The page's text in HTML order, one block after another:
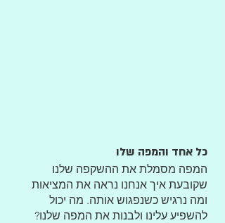
כל אחד והמפה שלו
המפה מסמלת את ההשקפה שלנו
שקובעת איך אנחנו נראה את המציאות
ומה נרגיש כשנפגוש אותה. מה יכול
להשפיע עלינו ולבנות את המפה שלנו?